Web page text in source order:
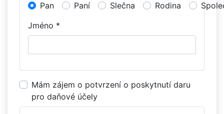
Pan
Paní Slečna Rodina
Jméno *
Mám zájem o potvrzení o poskytnutí daru
pro daňové účely